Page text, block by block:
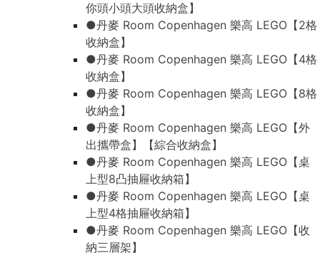
你頭小頭大頭收納盒】
●丹麥 Room Copenhagen 樂高 LEGO【2格
收納盒】
●丹麥 Room Copenhagen 樂高 LEGO【4格
收納盒】
●丹麥 Room Copenhagen 樂高 LEGO【8格
收納盒】
●丹麥 Room Copenhagen 樂高 LEGO【外
出攜帶盒】【綜合收納盒】
●丹麥 Room Copenhagen 樂高 LEGO【桌
上型8凸抽屜收納箱】
●丹麥 Room Copenhagen 樂高 LEGO【桌
上型4格抽屜收納箱】
●丹麥 Room Copenhagen 樂高 LEGO【收
納三層架】